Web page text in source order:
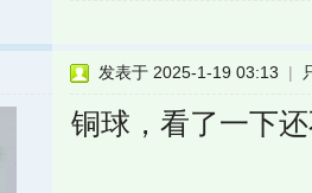
发表于 2025-1-19 03:13 |
铜球，看了一下